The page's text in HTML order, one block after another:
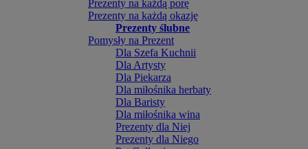
Prezenty na każdą porę
Prezenty na każdą okazję
Prezenty ślubne
Pomysły na Prezent
Dla Szefa Kuchnii
Dla Artysty
Dla Piekarza
Dla miłośnika herbaty
Dla Baristy
Dla miłośnika wina
Prezenty dla Niej
Prezenty dla Niego